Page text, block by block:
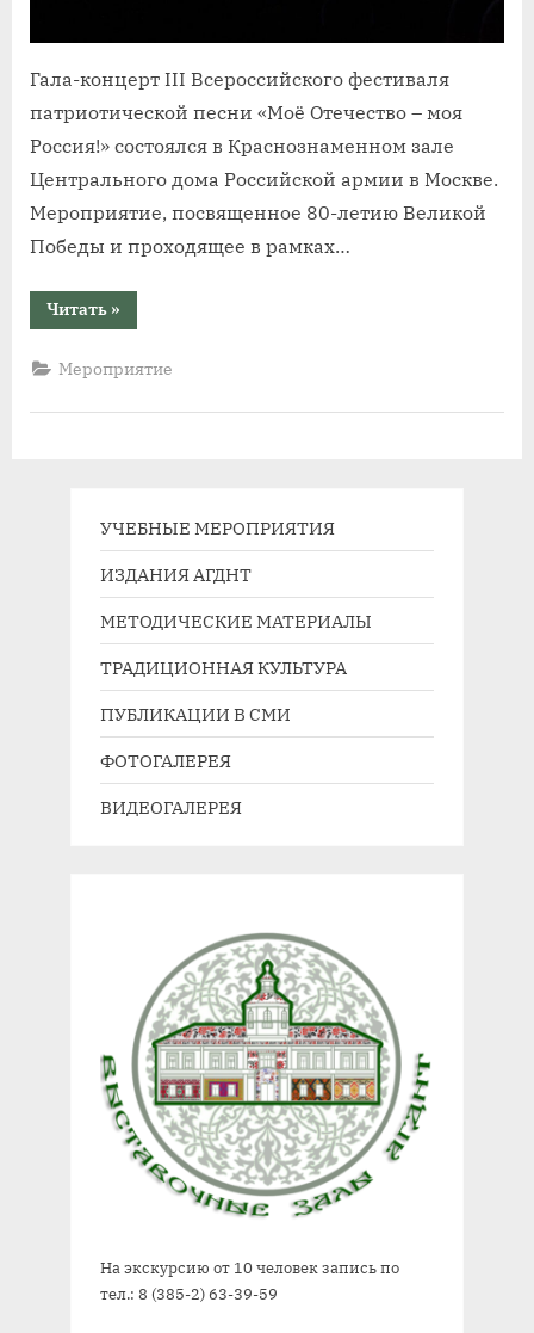
Гала-концерт III Всероссийского фестиваля
патриотической песни «Моё Отечество – моя
Россия!» состоялся в Краснознаменном зале
Центрального дома Российской армии в Москве.
Мероприятие, посвященное 80-летию Великой
Победы и проходящее в рамках…
Читать“Алтайский
композитор
представил
на
Россия!»
Москве”
»
Мероприятие
УЧЕБНЫЕ МЕРОПРИЯТИЯ
ИЗДАНИЯ АГДНТ
МЕТОДИЧЕСКИЕ МАТЕРИАЛЫ
ТРАДИЦИОННАЯ КУЛЬТУРА
ПУБЛИКАЦИИ В СМИ
ФОТОГАЛЕРЕЯ
ВИДЕОГАЛЕРЕЯ
На экскурсию от 10 человек запись по
тел.: 8 (385-2) 63-39-59